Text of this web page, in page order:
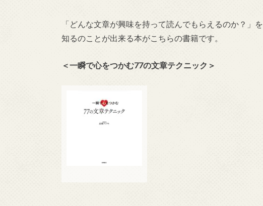
「どんな文章が興味を持って読んでもらえるのか？」を
知るのことが出来る本がこちらの書籍です。
＜一瞬で心をつかむ77の文章テクニック＞